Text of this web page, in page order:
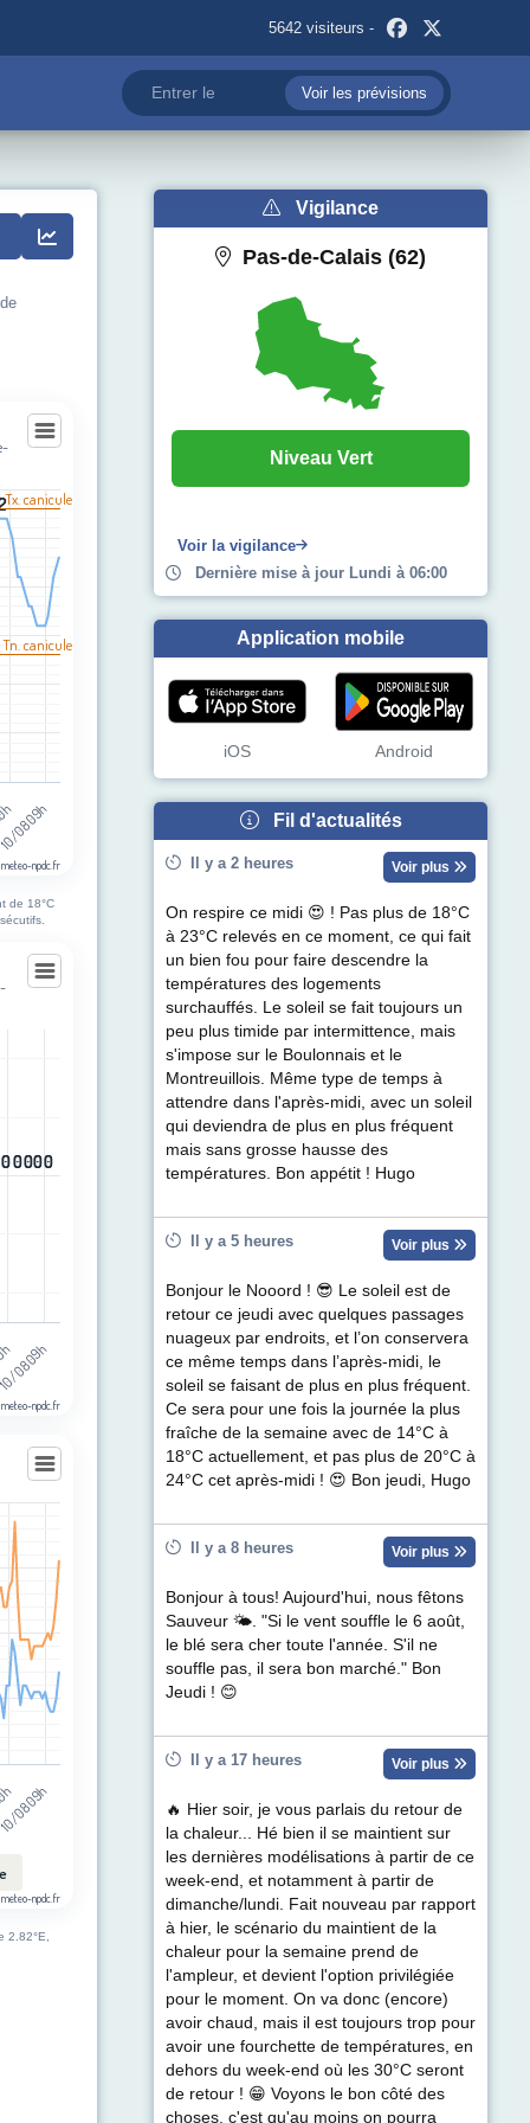
5642 visiteurs -
Voir les prévisions
(°C). Data ranges from 10 to 32.
08 09h
meteo-npdc.fr
Tx. canicule
Tn. canicule
de 18°C
de précipitations (mm). Data ranges from -0.5 to 0.5.
0
00
00
00
00
0
08 09h
meteo-npdc.fr
(km/h). Data ranges from 1 to 38.
08 09h
meteo-npdc.fr
2.82°E,
Vigilance
Pas-de-Calais (62)
Niveau Vert
Voir la vigilance
Dernière mise à jour Lundi à 06:00
Application mobile
iOS Android
Fil d'actualités
Il y a 2 heures Voir plus
On respire ce midi 😍 ! Pas plus de 18°C
à 23°C relevés en ce moment, ce qui fait
un bien fou pour faire descendre la
températures des logements
surchauffés. Le soleil se fait toujours un
peu plus timide par intermittence, mais
s'impose sur le Boulonnais et le
Montreuillois. Même type de temps à
attendre dans l'après-midi, avec un soleil
qui deviendra de plus en plus fréquent
mais sans grosse hausse des
températures. Bon appétit ! Hugo
Il y a 5 heures Voir plus
Bonjour le Nooord ! 😎 Le soleil est de
retour ce jeudi avec quelques passages
nuageux par endroits, et l’on conservera
ce même temps dans l’après-midi, le
soleil se faisant de plus en plus fréquent.
Ce sera pour une fois la journée la plus
fraîche de la semaine avec de 14°C à
18°C actuellement, et pas plus de 20°C à
24°C cet après-midi ! 😍 Bon jeudi, Hugo
Il y a 8 heures Voir plus
Bonjour à tous! Aujourd'hui, nous fêtons
Sauveur 🌤. "Si le vent souffle le 6 août,
le blé sera cher toute l'année. S'il ne
souffle pas, il sera bon marché." Bon
Jeudi ! 😊
Il y a 17 heures Voir plus
🔥 Hier soir, je vous parlais du retour de
la chaleur... Hé bien il se maintient sur
les dernières modélisations à partir de ce
week-end, et notamment à partir de
dimanche/lundi. Fait nouveau par rapport
à hier, le scénario du maintient de la
chaleur pour la semaine prend de
l'ampleur, et devient l'option privilégiée
pour le moment. On va donc (encore)
avoir chaud, mais il est toujours trop pour
avoir une fourchette de températures, en
dehors du week-end où les 30°C seront
de retour ! 😁 Voyons le bon côté des
choses, c'est qu'au moins on pourra